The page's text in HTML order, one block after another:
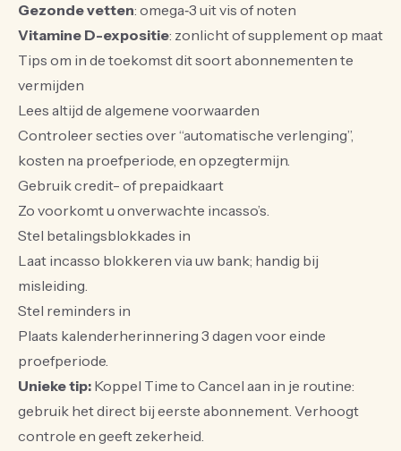
Gezonde vetten: omega‑3 uit vis of noten
Vitamine D-expositie: zonlicht of supplement op maat
Tips om in de toekomst dit soort abonnementen te
vermijden
Lees altijd de algemene voorwaarden
Controleer secties over “automatische verlenging”,
kosten na proefperiode, en opzegtermijn.
Gebruik credit- of prepaidkaart
Zo voorkomt u onverwachte incasso’s.
Stel betalingsblokkades in
Laat incasso blokkeren via uw bank; handig bij
misleiding.
Stel reminders in
Plaats kalenderherinnering 3 dagen voor einde
proefperiode.
Unieke tip: Koppel Time to Cancel aan in je routine:
gebruik het direct bij eerste abonnement. Verhoogt
controle en geeft zekerheid.